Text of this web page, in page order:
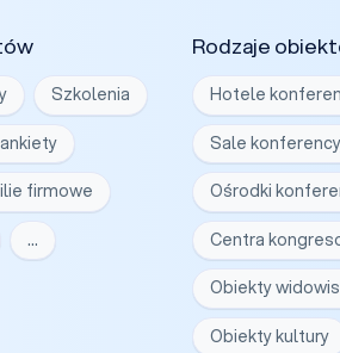
Szkolenia
firmowe
…
Rodzaje
Hotele
Sale
Ośrodki
Centra
Obiekty
Obiekty kultury